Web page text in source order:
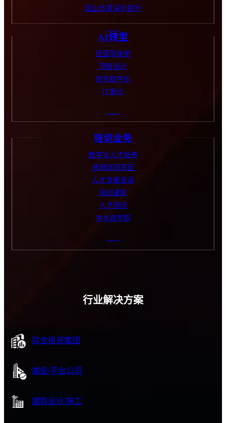
国企改革深化提升
AI转型
经营驾驶舱
顶层设计
财务数字化
IT审计
培训业务
数字化人才培养
通用培训项目
人才发展咨询
培训课程
人才测评
中大商学院
行业解决方案
综合投资集团
城投/平台公司
建筑设计/施工